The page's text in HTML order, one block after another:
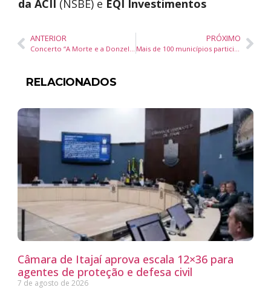
da ACII (NSBE) e EQI Investimentos
ANTERIOR
Concerto “A Morte e a Donzela” da OFiC traz drama e reflexão feminista ao CIC em Florianópolis
PRÓXIMO
Mais de 100 municípios participam do 8º Congresso Catarinense de Cidades Inteligentes em Criciúma
RELACIONADOS
Câmara de Itajaí aprova escala 12×36 para
agentes de proteção e defesa civil
7 de agosto de 2026